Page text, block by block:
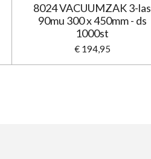
8024 VACUUMZAK 3-las
90mu 300 x 450mm - ds
1000st
€ 194,95